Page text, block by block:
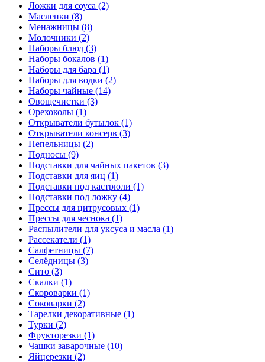
Ложки для соуса (2)
Масленки (8)
Менажницы (8)
Молочники (2)
Наборы блюд (3)
Наборы бокалов (1)
Наборы для бара (1)
Наборы для водки (2)
Наборы чайные (14)
Овощечистки (3)
Орехоколы (1)
Открыватели бутылок (1)
Открыватели консерв (3)
Пепельницы (2)
Подносы (9)
Подставки для чайных пакетов (3)
Подставки для яиц (1)
Подставки под кастрюли (1)
Подставки под ложку (4)
Прессы для цитрусовых (1)
Прессы для чеснока (1)
Распылители для уксуса и масла (1)
Рассекатели (1)
Салфетницы (7)
Селёдницы (3)
Сито (3)
Скалки (1)
Скороварки (1)
Соковарки (2)
Тарелки декоративные (1)
Турки (2)
Фрукторезки (1)
Чашки заварочные (10)
Яйцерезки (2)